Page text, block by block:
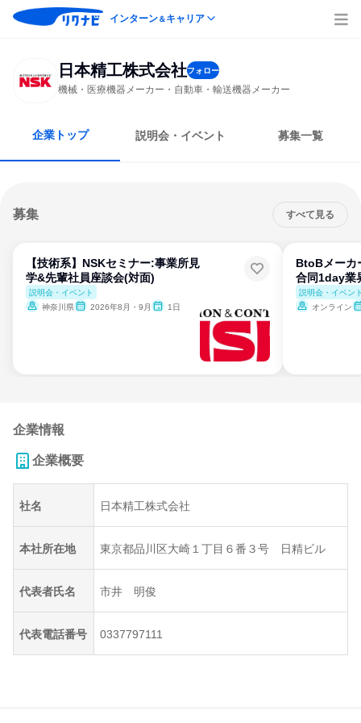
インターン＆キャリア
日本精工株式会社フォロー
機械・医療機器メーカー・自動車・輸送機器メーカー
企業トップ 説明会・イベント 募集一覧
募集 すべて見る
【技術系】NSKセミナー:事業所見
学&先輩社員座談会(対面)
説明会・イベント
神奈川県
2026年8月・9月 1日
BtoBメーカ
合同1day業
説明会・イベン
オンライン
企業情報
企業概要
社名 日本精工株式会社
本社所在地 東京都品川区大崎１丁目６番３号 日精ビル
代表者氏名 市井 明俊
代表電話番号 0337797111